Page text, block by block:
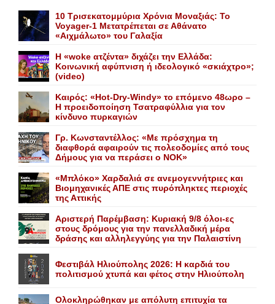
10 Τρισεκατομμύρια Χρόνια Μοναξιάς: Το
Voyager-1 Μετατρέπεται σε Αθάνατο
«Αιχμάλωτο» του Γαλαξία
Η «woke ατζέντα» διχάζει την Ελλάδα:
Κοινωνική αφύπνιση ή ιδεολογικό «σκιάχτρο»;
(video)
Καιρός: «Hot-Dry-Windy» το επόμενο 48ωρο –
Η προειδοποίηση Τσατραφύλλια για τον
κίνδυνο πυρκαγιών
Γρ. Κωνσταντέλλος: «Με πρόσχημα τη
διαφθορά αφαιρούν τις πολεοδομίες από τους
Δήμους για να περάσει ο NOK»
«Mπλόκο» Xαρδαλιά σε ανεμογεννήτριες και
Bιομηχανικές ΑΠΕ στις πυρόπληκτες περιοχές
της Αττικής
Αριστερή Παρέμβαση: Κυριακή 9/8 όλοι-ες
στους δρόμους για την πανελλαδική μέρα
δράσης και αλληλεγγύης για την Παλαιστίνη
Φεστιβάλ Ηλιούπολης 2026: Η καρδιά του
πολιτισμού χτυπά και φέτος στην Ηλιούπολη
Ολοκληρώθηκαν με απόλυτη επιτυχία τα